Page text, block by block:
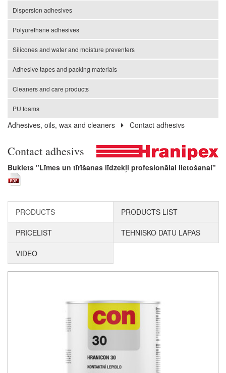
Dispersion adhesives
Polyurethane adhesives
Silicones and water and moisture preventers
Adhesive tapes and packing materials
Cleaners and care products
PU foams
Adhesives, oils, wax and cleaners Contact adhesivs
Contact adhesivs
Buklets "Līmes un tīrīšanas līdzekļi profesionālai lietošanai"
PRODUCTS PRODUCTS LIST
PRICELIST TEHNISKO DATU LAPAS
VIDEO